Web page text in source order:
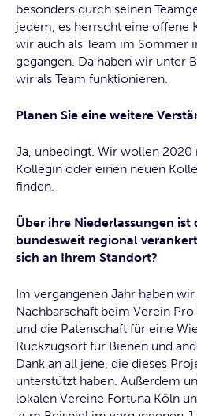
besonders durch seinen
jedem, es herrscht eine offene
wir auch als Team im Sommer
gegangen. Da haben wir unter
wir als Team funktionieren.
Planen Sie eine weitere
Ja, unbedingt. Wir wollen 2020
Kollegin oder einen neuen
finden.
Über ihre Niederlassungen
bundesweit regional
sich an Ihrem Standort?
Im vergangenen Jahr haben
Nachbarschaft beim Verein
und die Patenschaft für eine
Rückzugsort für Bienen und
Dank an all jene, die dieses
unterstützt haben. Außerdem
lokalen Vereine Fortuna Köln